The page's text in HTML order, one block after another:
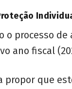
o processo
ano fiscal
propor que